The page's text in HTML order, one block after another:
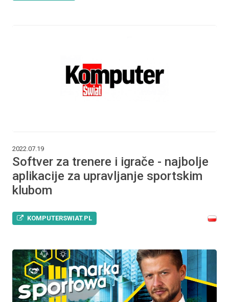
2022.07.19
Softver za trenere i igrače - najbolje
aplikacije za upravljanje sportskim
klubom
KOMPUTERSWIAT.PL